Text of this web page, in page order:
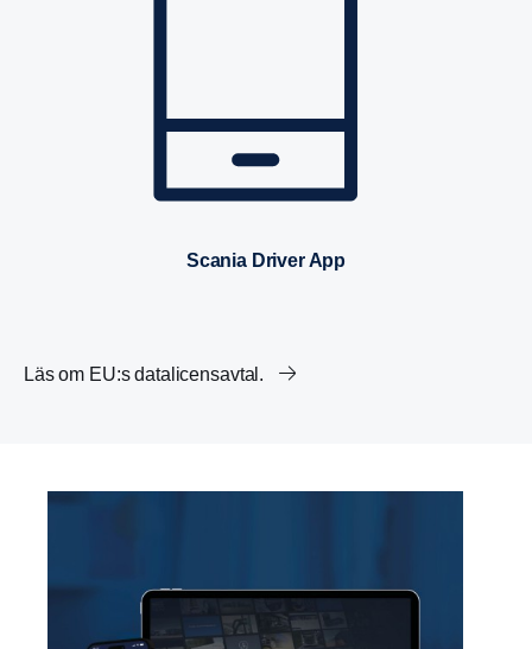
Scania Driver App
Läs om EU:s datalicensavtal.